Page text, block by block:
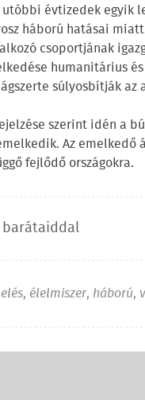
utóbbi évtizedek egyik
háború hatásai
csoportjának
humanitárius
súlyosbítják az
szerint idén a
Az emelkedő
fejlődő országokra.
barátaiddal
, élelmiszer, háború,